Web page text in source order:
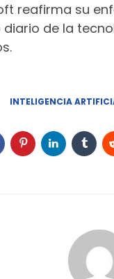
reafirma su
de la
INTELIGENCIA